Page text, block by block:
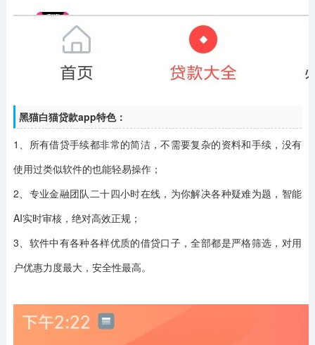
黑猫白猫贷款app特色：
1、所有借贷手续都非常的简洁，不需要复杂的资料和手续，没有
使用过类似软件的也能轻易操作；
2、专业金融团队二十四小时在线，为你解决各种疑难为题，智能
AI实时审核，绝对高效正规；
3、软件中有各种各样优质的借贷口子，全部都是严格筛选，对用
户优惠力度最大，安全性最高。